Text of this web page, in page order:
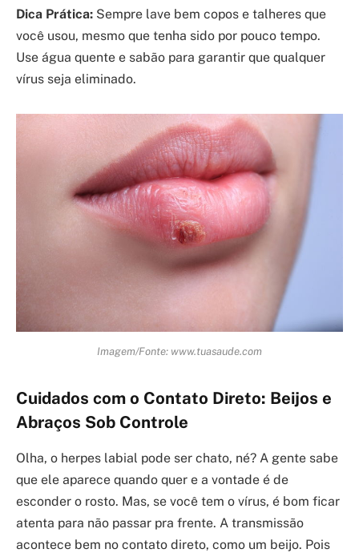
Dica Prática: Sempre lave bem copos e talheres que
você usou, mesmo que tenha sido por pouco tempo.
Use água quente e sabão para garantir que qualquer
vírus seja eliminado.
Imagem/Fonte: www.tuasaude.com
Cuidados com o Contato Direto: Beijos e
Abraços Sob Controle
Olha, o herpes labial pode ser chato, né? A gente sabe
que ele aparece quando quer e a vontade é de
esconder o rosto. Mas, se você tem o vírus, é bom ficar
atenta para não passar pra frente. A transmissão
acontece bem no contato direto, como um beijo. Pois